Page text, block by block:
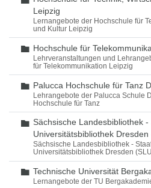
Leipzig
Lernangebote der Hochschule für
und Kultur Leipzig
Ordner
Hochschule für
Lehrveranstaltungen und
für Telekommunikation Leipzig
Ordner
Palucca Hochschule für Tanz
Lehrangebote der Palucca Schule
Hochschule für Tanz
Ordner
Sächsische Landesbibliothek -
Universitätsbibliothek Dresden
Sächsische Landesbibliothek -
Universitätsbibliothek Dresden
Ordner
Technische Universität
Lernangebote der TU